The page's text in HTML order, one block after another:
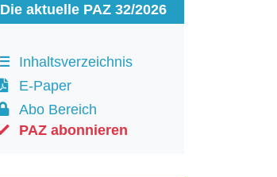
Die aktuelle PAZ 32/2026
Inhaltsverzeichnis
E-Paper
Abo Bereich
PAZ abonnieren